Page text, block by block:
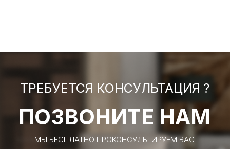
ТРЕБУЕТСЯ КОНСУЛЬТАЦИЯ ?
ПОЗВОНИТЕ НАМ
МЫ БЕСПЛАТНО ПРОКОНСУЛЬТИРУЕМ ВАС